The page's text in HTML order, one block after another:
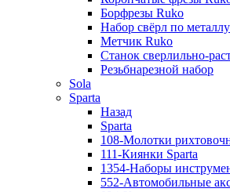
Борфрезы Ruko
Набор свёрл по
Метчик Ruko
Станок сверлильно-
Резьбнарезной набор
Sola
Sparta
Назад
Sparta
108-Молотки
111-Киянки Sparta
1354-Наборы
552-Автомобильные